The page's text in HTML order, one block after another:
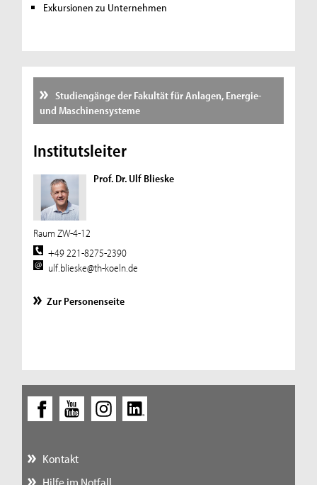
Exkursionen zu Unternehmen
Studiengänge der Fakultät für Anlagen, Energie-
und Maschinensysteme
Institutsleiter
Prof. Dr. Ulf Blieske
Raum ZW-4-12
+49 221-8275-2390
ulf.blieske@th-koeln.de
Zur Personenseite
Kontakt
Hilfe im Notfall